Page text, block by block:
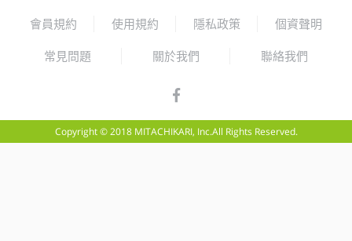
會員規約 使用規約 隱私政策 個資聲明
常見問題 關於我們 聯絡我們
Copyright © 2018 MITACHIKARI, Inc.All Rights Reserved.